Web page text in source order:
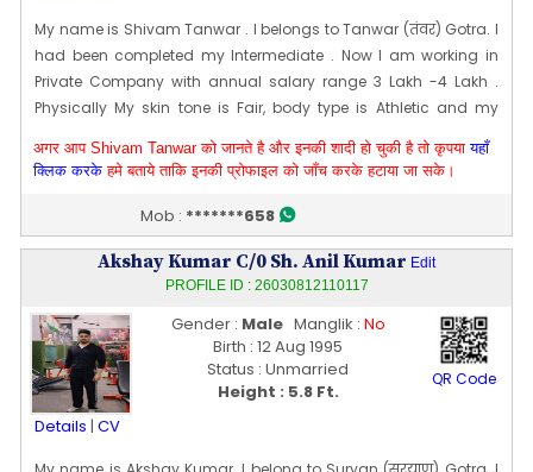
My name is Shivam Tanwar . I belongs to Tanwar (तंवर) Gotra. I
had been completed my Intermediate . Now I am working in
Private Company with annual salary range 3 Lakh -4 Lakh .
Physically My skin tone is Fair, body type is Athletic and my
GB pant poly Technik okhla new Delhi Diploma mechanical
engineering job - Ravissant pvt Ltd Noada Salary-30000 Rs
Edit Profile
Profile Last Updated ON : 09/03/2026 12:55 AM
अगर आप Shivam Tanwar को जानते है और इनकी शादी हो चुकी है तो कृपयायहाँ
क्लिक करकेहमे बताये ताकि इनकी प्रोफाइल को जाँच करके हटाया जा सके।
Mob : *******658
Akshay Kumar C/0 Sh. Anil Kumar Edit
PROFILE ID : 26030812110117
Details | CV
Gender : MaleManglik : No
Birth : 12 Aug 1995
Status : Unmarried
Height : 5.8 Ft.
QR Code